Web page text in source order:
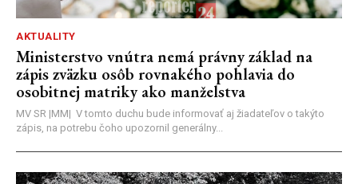
AKTUALITY
Ministerstvo vnútra nemá právny základ na
zápis zväzku osôb rovnakého pohlavia do
osobitnej matriky ako manželstva
MV SR |MM| V tomto duchu bude informovať aj žiadateľov o takýto
zápis, na potrebu čoho upozornil generálny...